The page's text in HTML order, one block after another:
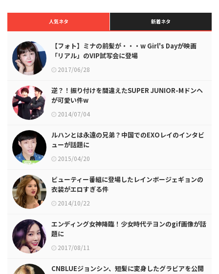
人気ネタ 新着ネタ
【フォト】ミナの前髪が・・・w Girl's Dayが映画
「リアル」のVIP試写会に登場
2017/06/28
逆？！振り付けを間違えたSUPER JUNIOR-Mドンヘ
が可愛い件w
2014/07/04
ルハンとは永遠の兄弟？中国でのEXOレイのインタビ
ューが話題に
2015/04/20
ビューティー番組に登場したレインボージェギョンの
衣装がエロすぎる件
2014/10/22
エンディング女神降臨！少女時代テヨンのgif画像が話
題に
2017/08/11
CNBLUEジョンシン、短髪に変身したグラビアを公開